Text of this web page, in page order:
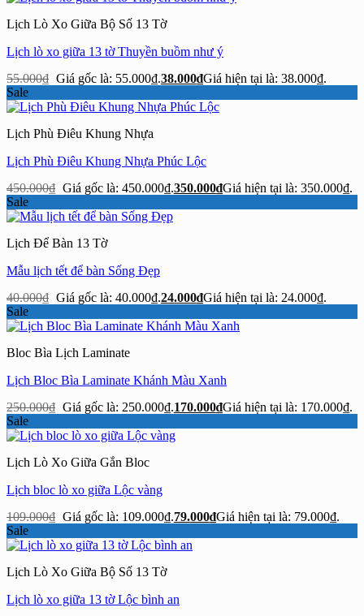
Lịch Lò Xo Giữa Bộ Số 13 Tờ
Lịch lò xo giữa 13 tờ Thuyền buồm như ý
55.000₫ Giá gốc là: 55.000₫.38.000₫Giá hiện tại là: 38.000₫.
Sale
Lịch Phù Điêu Khung Nhựa
Lịch Phù Điêu Khung Nhựa Phúc Lộc
450.000₫ Giá gốc là: 450.000₫.350.000₫Giá hiện tại là: 350.000₫.
Sale
Lịch Để Bàn 13 Tờ
Mẫu lịch tết để bàn Sống Đẹp
40.000₫ Giá gốc là: 40.000₫.24.000₫Giá hiện tại là: 24.000₫.
Sale
Bloc Bìa Lịch Laminate
Lịch Bloc Bìa Laminate Khánh Màu Xanh
250.000₫ Giá gốc là: 250.000₫.170.000₫Giá hiện tại là: 170.000₫.
Sale
Lịch Lò Xo Giữa Gắn Bloc
Lịch bloc lò xo giữa Lộc vàng
109.000₫ Giá gốc là: 109.000₫.79.000₫Giá hiện tại là: 79.000₫.
Sale
Lịch Lò Xo Giữa Bộ Số 13 Tờ
Lịch lò xo giữa 13 tờ Lộc bình an